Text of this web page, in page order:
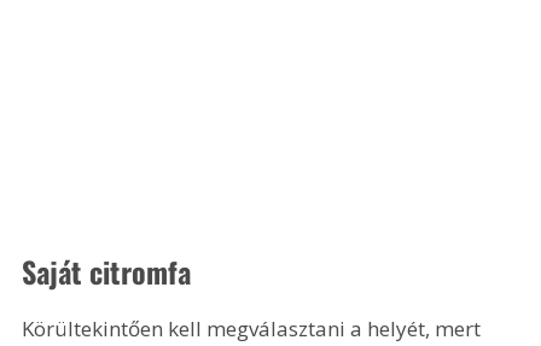
Saját citromfa
Körültekintően kell megválasztani a helyét, mert